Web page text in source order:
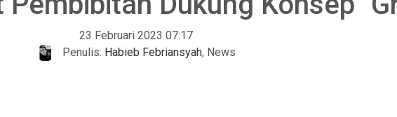
23 Februari 2023 07:17
Penulis: Habieb Febriansyah, News